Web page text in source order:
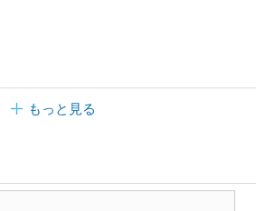
もっと見る